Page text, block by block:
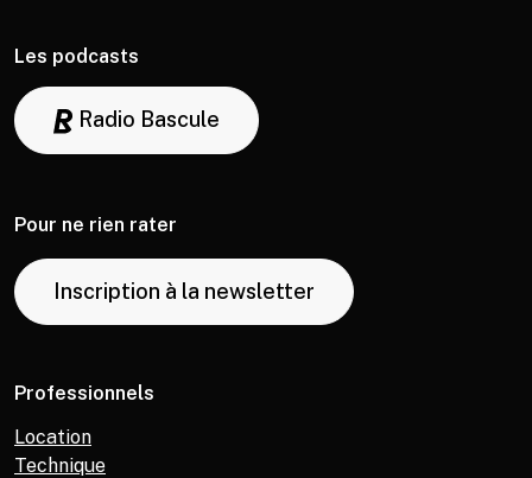
Les podcasts
Radio Bascule
Pour ne rien rater
Inscription à la newsletter
Professionnels
Location
Technique